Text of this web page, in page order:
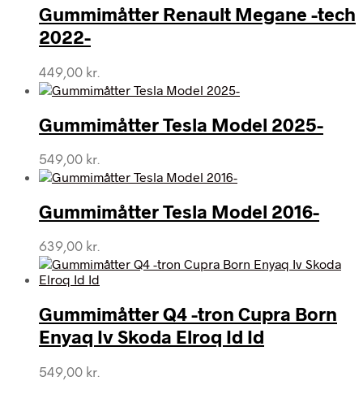
Gummimåtter Renault Megane -tech
2022-
449,00 kr.
Gummimåtter Tesla Model 2025-
549,00 kr.
Gummimåtter Tesla Model 2016-
639,00 kr.
Gummimåtter Q4 -tron Cupra Born
Enyaq Iv Skoda Elroq Id Id
549,00 kr.